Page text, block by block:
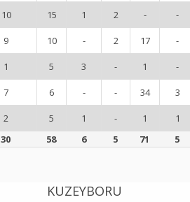
10 15 1 2 - -
9 10 - 2 17 -
1 5 3 - 1 -
7 6 - - 34 3
2 5 1 - 1 1
30 58 6 5 71 5
KUZEYBORU